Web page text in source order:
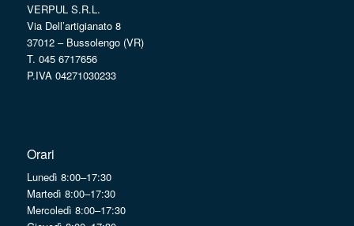
VERPUL S.R.L.
Via Dell’artigianato 8
37012 – Bussolengo (VR)
T. 045 6717656
P.IVA 04271030233
Orari
Lunedì 8:00–17:30
Martedì 8:00–17:30
Mercoledì 8:00–17:30